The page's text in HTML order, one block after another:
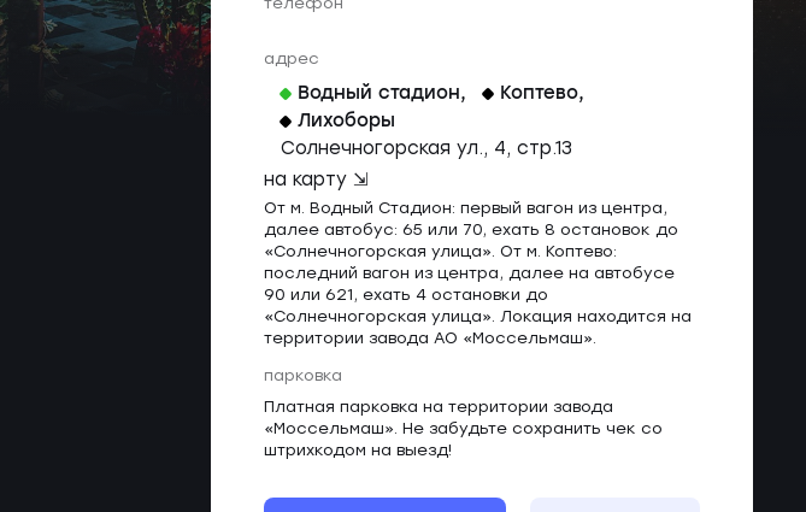
адрес
Водный стадион, Коптево,
Лихоборы
Солнечногорская ул., 4, стр.13
на карту ⇲
От м. Водный Стадион: первый вагон из центра,
далее автобус: 65 или 70, ехать 8 остановок до
«Солнечногорская улица». От м. Коптево:
последний вагон из центра, далее на автобусе
90 или 621, ехать 4 остановки до
«Солнечногорская улица». Локация находится на
территории завода АО «Моссельмаш».
парковка
Платная парковка на территории завода
«Моссельмаш». Не забудьте сохранить чек со
штрихкодом на выезд!